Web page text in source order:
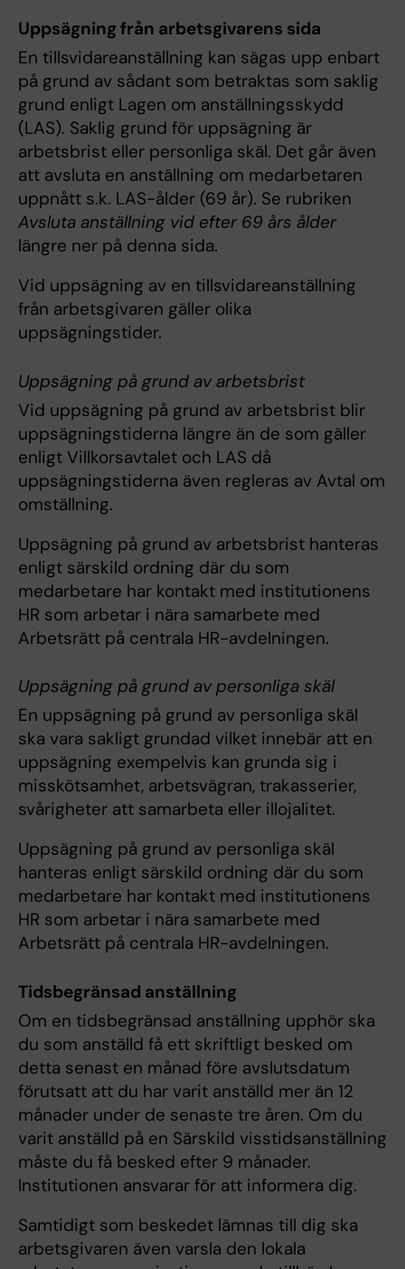
Uppsägning från arbetsgivarens sida
En tillsvidareanställning kan sägas upp enbart
på grund av sådant som betraktas som saklig
grund enligt Lagen om anställningsskydd
(LAS). Saklig grund för uppsägning är
arbetsbrist eller personliga skäl. Det går även
att avsluta en anställning om medarbetaren
uppnått s.k. LAS-ålder (69 år). Se rubriken
Avsluta anställning vid efter 69 års ålder
längre ner på denna sida.
Vid uppsägning av en tillsvidareanställning
från arbetsgivaren gäller olika
uppsägningstider.
Uppsägning på grund av arbetsbrist
Vid uppsägning på grund av arbetsbrist blir
uppsägningstiderna längre än de som gäller
enligt Villkorsavtalet och LAS då
uppsägningstiderna även regleras av Avtal om
omställning.
Uppsägning på grund av arbetsbrist hanteras
enligt särskild ordning där du som
medarbetare har kontakt med institutionens
HR som arbetar i nära samarbete med
Arbetsrätt på centrala HR-avdelningen.
Uppsägning på grund av personliga skäl
En uppsägning på grund av personliga skäl
ska vara sakligt grundad vilket innebär att en
uppsägning exempelvis kan grunda sig i
misskötsamhet, arbetsvägran, trakasserier,
svårigheter att samarbeta eller illojalitet.
Uppsägning på grund av personliga skäl
hanteras enligt särskild ordning där du som
medarbetare har kontakt med institutionens
HR som arbetar i nära samarbete med
Arbetsrätt på centrala HR-avdelningen.
Tidsbegränsad anställning
Om en tidsbegränsad anställning upphör ska
du som anställd få ett skriftligt besked om
detta senast en månad före avslutsdatum
förutsatt att du har varit anställd mer än 12
månader under de senaste tre åren. Om du
varit anställd på en Särskild visstidsanställning
måste du få besked efter 9 månader.
Institutionen ansvarar för att informera dig.
Samtidigt som beskedet lämnas till dig ska
arbetsgivaren även varsla den lokala